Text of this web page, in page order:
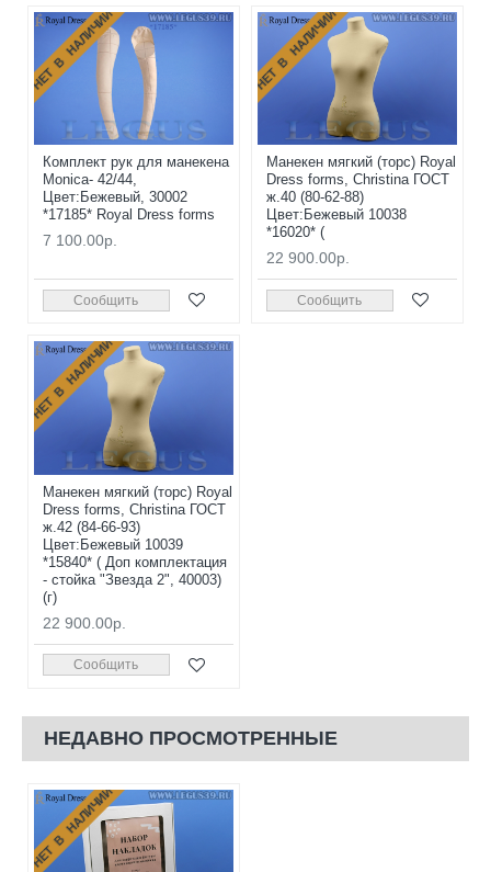
НЕТ В НАЛИЧИИ
Комплект рук для манекена
Monica- 42/44,
Цвет:Бежевый, 30002
*17185* Royal Dress forms
7 100.00р.
Сообщить
НЕТ В НАЛИЧИИ
Манекен мягкий (торс) Royal
Dress forms, Christina ГОСТ
ж.40 (80-62-88)
Цвет:Бежевый 10038
*16020* (
22 900.00р.
Сообщить
НЕТ В НАЛИЧИИ
Манекен мягкий (торс) Royal
Dress forms, Christina ГОСТ
ж.42 (84-66-93)
Цвет:Бежевый 10039
*15840* ( Доп комплектация
- стойка "Звезда 2", 40003)
(г)
22 900.00р.
Сообщить
НЕДАВНО ПРОСМОТРЕННЫЕ
НЕТ В НАЛИЧИИ